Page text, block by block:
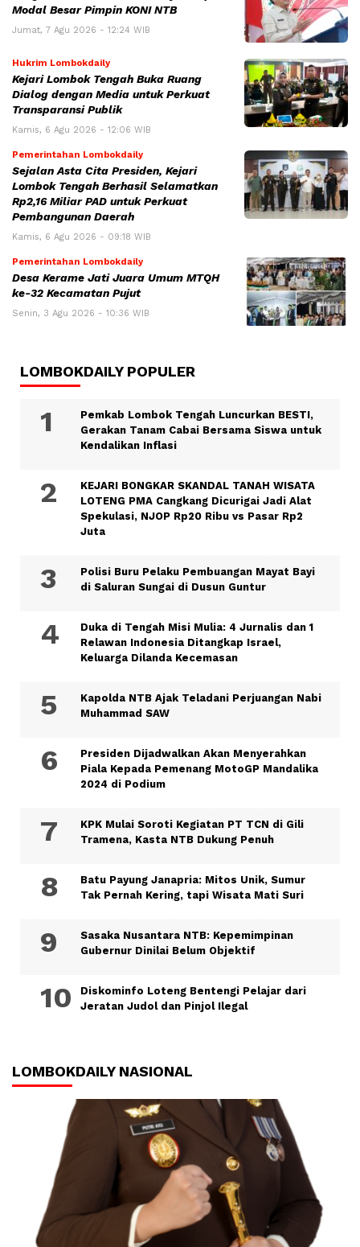
Modal Besar Pimpin KONI NTB
Jumat, 7 Agu 2026 - 12:24 WIB
Hukrim Lombokdaily
Kejari Lombok Tengah Buka Ruang
Dialog dengan Media untuk Perkuat
Transparansi Publik
Kamis, 6 Agu 2026 - 12:06 WIB
Pemerintahan Lombokdaily
Sejalan Asta Cita Presiden, Kejari
Lombok Tengah Berhasil Selamatkan
Rp2,16 Miliar PAD untuk Perkuat
Pembangunan Daerah
Kamis, 6 Agu 2026 - 09:18 WIB
Pemerintahan Lombokdaily
Desa Kerame Jati Juara Umum MTQH
ke-32 Kecamatan Pujut
Senin, 3 Agu 2026 - 10:36 WIB
LOMBOKDAILY POPULER
Pemkab Lombok Tengah Luncurkan BESTI,
Gerakan Tanam Cabai Bersama Siswa untuk
Kendalikan Inflasi
KEJARI BONGKAR SKANDAL TANAH WISATA
LOTENG PMA Cangkang Dicurigai Jadi Alat
Spekulasi, NJOP Rp20 Ribu vs Pasar Rp2
Juta
Polisi Buru Pelaku Pembuangan Mayat Bayi
di Saluran Sungai di Dusun Guntur
Duka di Tengah Misi Mulia: 4 Jurnalis dan 1
Relawan Indonesia Ditangkap Israel,
Keluarga Dilanda Kecemasan
Kapolda NTB Ajak Teladani Perjuangan Nabi
Muhammad SAW
Presiden Dijadwalkan Akan Menyerahkan
Piala Kepada Pemenang MotoGP Mandalika
2024 di Podium
KPK Mulai Soroti Kegiatan PT TCN di Gili
Tramena, Kasta NTB Dukung Penuh
Batu Payung Janapria: Mitos Unik, Sumur
Tak Pernah Kering, tapi Wisata Mati Suri
Sasaka Nusantara NTB: Kepemimpinan
Gubernur Dinilai Belum Objektif
Diskominfo Loteng Bentengi Pelajar dari
Jeratan Judol dan Pinjol Ilegal
LOMBOKDAILY NASIONAL